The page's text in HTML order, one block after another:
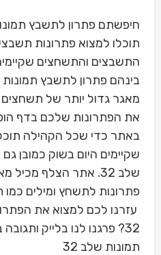
תוכלו למצוא פתרונות
התשבצים והתשחצים
מאגר גדול יותר של
את הפתרונות שלכם בדף
באתר כדי שכל הקהילה
שקיימים היום בשוק כמובן
שלב 32. אתר הצלף
עזרנו לכם למצוא את
32? פרגנו לנו בלייק
תמונות שלב 32